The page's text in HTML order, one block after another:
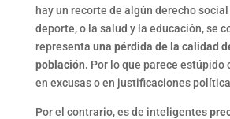
hay un recorte de algún derecho social
deporte, o la salud y la educación, se
representa una pérdida de la calidad
población. Por lo que parece estúpido
en excusas o en justificaciones
Por el contrario, es de inteligentes